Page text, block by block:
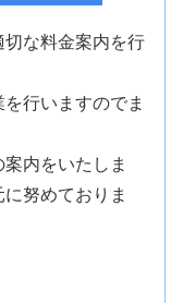
な料金案内を行
行いますのでま
内をいたしま
努めておりま